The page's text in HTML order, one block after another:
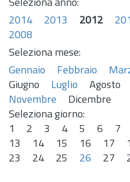
Seleziona anno:
2014
2013 2012
2008
Seleziona mese:
Gennaio
Febbraio
Giugno
Luglio Agosto
Novembre
Dicembre
Seleziona giorno:
1
2 3 4 5 6 7
13
14 15 16 17
23
24 25 26 27